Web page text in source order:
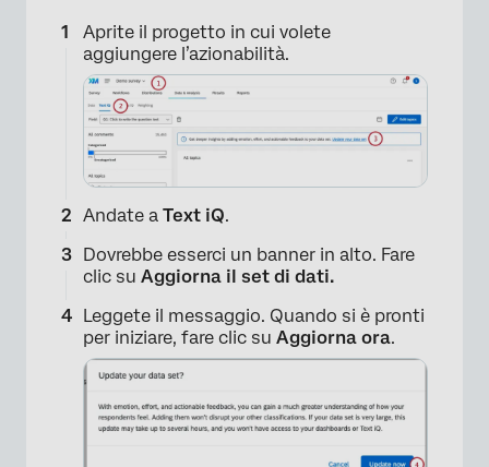
Aprite il progetto in cui volete
aggiungere l’azionabilità.
Andate a Text iQ.
Dovrebbe esserci un banner in alto. Fare
clic su Aggiorna il set di dati.
Leggete il messaggio. Quando si è pronti
per iniziare, fare clic su Aggiorna ora.